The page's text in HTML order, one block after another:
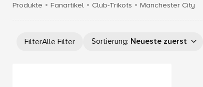
Produkte Fanartikel Club-Trikots Manchester City
FilterAlle Filter Sortierung: Neueste zuerst